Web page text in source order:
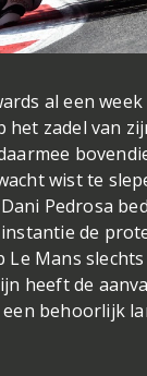
al een
zadel van
wist te
Pedrosa
de
Le Mans
heeft de
een behoorlijk